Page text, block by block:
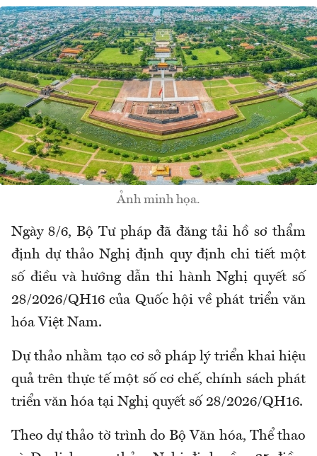
Ảnh minh họa.
Ngày 8/6, Bộ Tư pháp đã đăng tải hồ sơ thẩm
định dự thảo Nghị định quy định chi tiết một
số điều và hướng dẫn thi hành Nghị quyết số
28/2026/QH16 của Quốc hội về phát triển văn
hóa Việt Nam.
Dự thảo nhằm tạo cơ sở pháp lý triển khai hiệu
quả trên thực tế một số cơ chế, chính sách phát
triển văn hóa tại Nghị quyết số 28/2026/QH16.
Theo dự thảo tờ trình do Bộ Văn hóa, Thể thao